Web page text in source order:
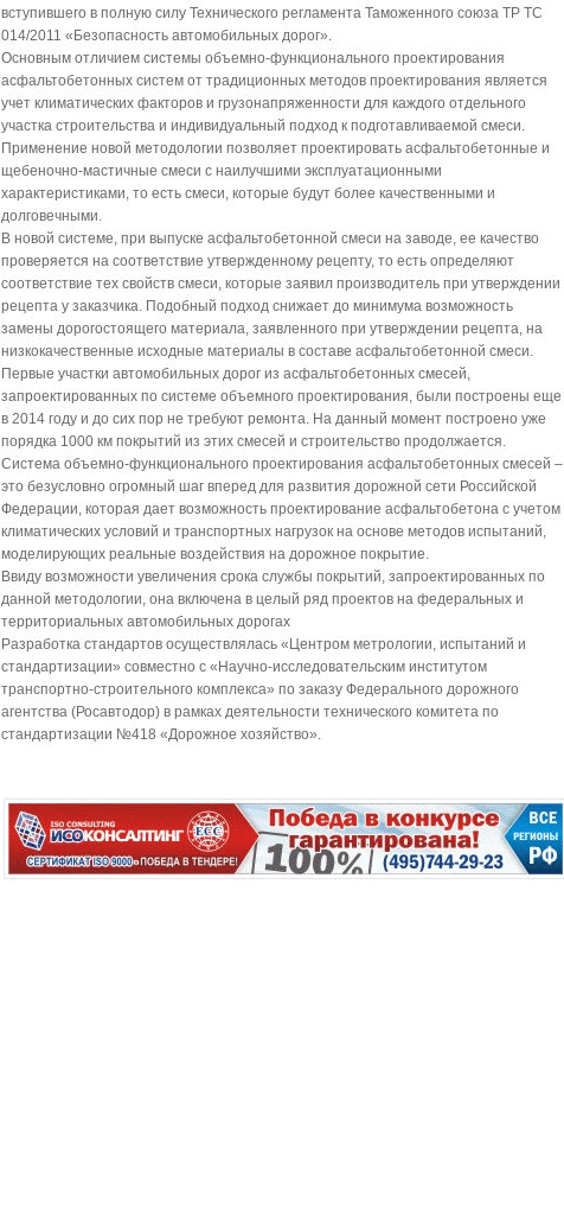
вступившего в полную силу Технического регламента Таможенного союза ТР ТС
014/2011 «Безопасность автомобильных дорог».
Основным отличием системы объемно-функционального проектирования
асфальтобетонных систем от традиционных методов проектирования является
учет климатических факторов и грузонапряженности для каждого отдельного
участка строительства и индивидуальный подход к подготавливаемой смеси.
Применение новой методологии позволяет проектировать асфальтобетонные и
щебеночно-мастичные смеси с наилучшими эксплуатационными
характеристиками, то есть смеси, которые будут более качественными и
долговечными.
В новой системе, при выпуске асфальтобетонной смеси на заводе, ее качество
проверяется на соответствие утвержденному рецепту, то есть определяют
соответствие тех свойств смеси, которые заявил производитель при утверждении
рецепта у заказчика. Подобный подход снижает до минимума возможность
замены дорогостоящего материала, заявленного при утверждении рецепта, на
низкокачественные исходные материалы в составе асфальтобетонной смеси.
Первые участки автомобильных дорог из асфальтобетонных смесей,
запроектированных по системе объемного проектирования, были построены еще
в 2014 году и до сих пор не требуют ремонта. На данный момент построено уже
порядка 1000 км покрытий из этих смесей и строительство продолжается.
Система объемно-функционального проектирования асфальтобетонных смесей –
это безусловно огромный шаг вперед для развития дорожной сети Российской
Федерации, которая дает возможность проектирование асфальтобетона с учетом
климатических условий и транспортных нагрузок на основе методов испытаний,
моделирующих реальные воздействия на дорожное покрытие.
Ввиду возможности увеличения срока службы покрытий, запроектированных по
данной методологии, она включена в целый ряд проектов на федеральных и
территориальных автомобильных дорогах
Разработка стандартов осуществлялась «Центром метрологии, испытаний и
стандартизации» совместно с «Научно-исследовательским институтом
транспортно-строительного комплекса» по заказу Федерального дорожного
агентства (Росавтодор) в рамках деятельности технического комитета по
стандартизации №418 «Дорожное хозяйство».